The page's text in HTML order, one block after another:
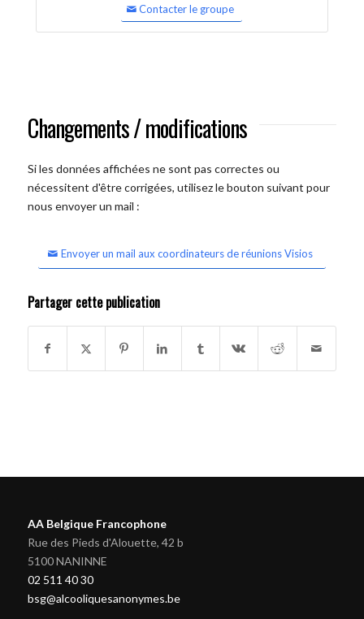
Contacter le groupe
Changements / modifications
Si les données affichées ne sont pas correctes ou
nécessitent d'être corrigées, utilisez le bouton suivant pour
nous envoyer un mail :
Envoyer un mail aux coordinateurs de réunions Visios
Partager cette publication
AA Belgique Francophone
Rue des Pieds d'Alouette, 42 b
5100 NANINNE
02 511 40 30
bsg@alcooliquesanonymes.be